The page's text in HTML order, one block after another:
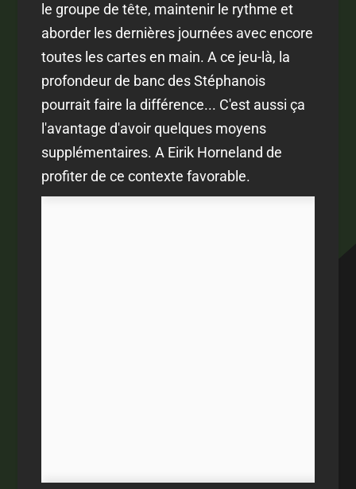
le groupe de tête, maintenir le rythme et
aborder les dernières journées avec encore
toutes les cartes en main. A ce jeu-là, la
profondeur de banc des Stéphanois
pourrait faire la différence... C'est aussi ça
l'avantage d'avoir quelques moyens
supplémentaires. A Eirik Horneland de
profiter de ce contexte favorable.